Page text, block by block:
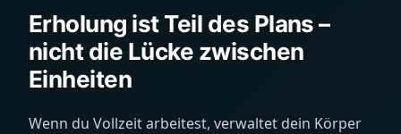
Erholung ist Teil des Plans –
nicht die Lücke zwischen
Einheiten
Wenn du Vollzeit arbeitest, verwaltet dein Körper